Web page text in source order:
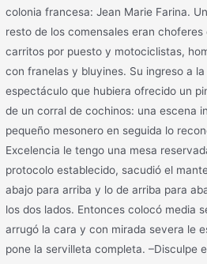
colonia francesa: Jean Marie Farina.
resto de los comensales eran
carritos por puesto y motociclistas,
con franelas y bluyines. Su ingreso a
espectáculo que hubiera ofrecido un
de un corral de cochinos: una escena
pequeño mesonero en seguida lo
Excelencia le tengo una mesa
protocolo establecido, sacudió el
abajo para arriba y lo de arriba para
los dos lados. Entonces colocó media
arrugó la cara y con mirada severa le
pone la servilleta completa. –Disculpe